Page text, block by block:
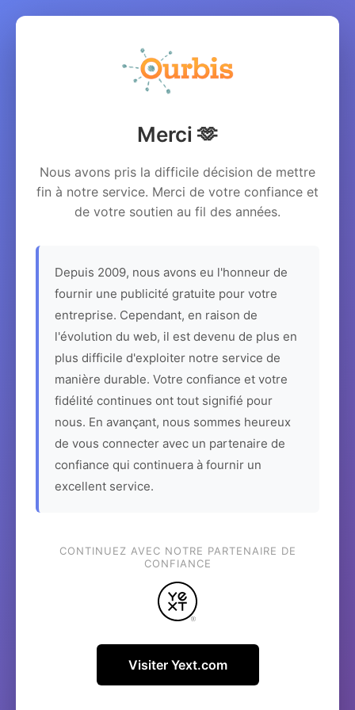
Merci 🫶
Nous avons pris la difficile décision de mettre
fin à notre service. Merci de votre confiance et
de votre soutien au fil des années.
Depuis 2009, nous avons eu l'honneur de
fournir une publicité gratuite pour votre
entreprise. Cependant, en raison de
l'évolution du web, il est devenu de plus en
plus difficile d'exploiter notre service de
manière durable. Votre confiance et votre
fidélité continues ont tout signifié pour
nous. En avançant, nous sommes heureux
de vous connecter avec un partenaire de
confiance qui continuera à fournir un
excellent service.
CONTINUEZ AVEC NOTRE PARTENAIRE DE
CONFIANCE
Visiter Yext.com